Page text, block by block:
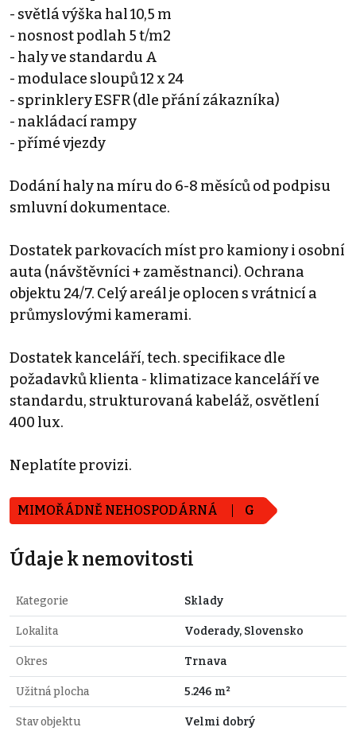
- světlá výška hal 10,5 m
- nosnost podlah 5 t/m2
- haly ve standardu A
- modulace sloupů 12 x 24
- sprinklery ESFR (dle přání zákazníka)
- nakládací rampy
- přímé vjezdy
Dodání haly na míru do 6-8 měsíců od podpisu
smluvní dokumentace.
Dostatek parkovacích míst pro kamiony i osobní
auta (návštěvníci + zaměstnanci). Ochrana
objektu 24/7. Celý areál je oplocen s vrátnicí a
průmyslovými kamerami.
Dostatek kanceláří, tech. specifikace dle
požadavků klienta - klimatizace kanceláří ve
standardu, strukturovaná kabeláž, osvětlení
400 lux.
Neplatíte provizi.
MIMOŘÁDNĚ NEHOSPODÁRNÁ G
Údaje k nemovitosti
Kategorie Sklady
Lokalita Voderady, Slovensko
Okres Trnava
Užitná plocha 5.246 m²
Stav objektu Velmi dobrý